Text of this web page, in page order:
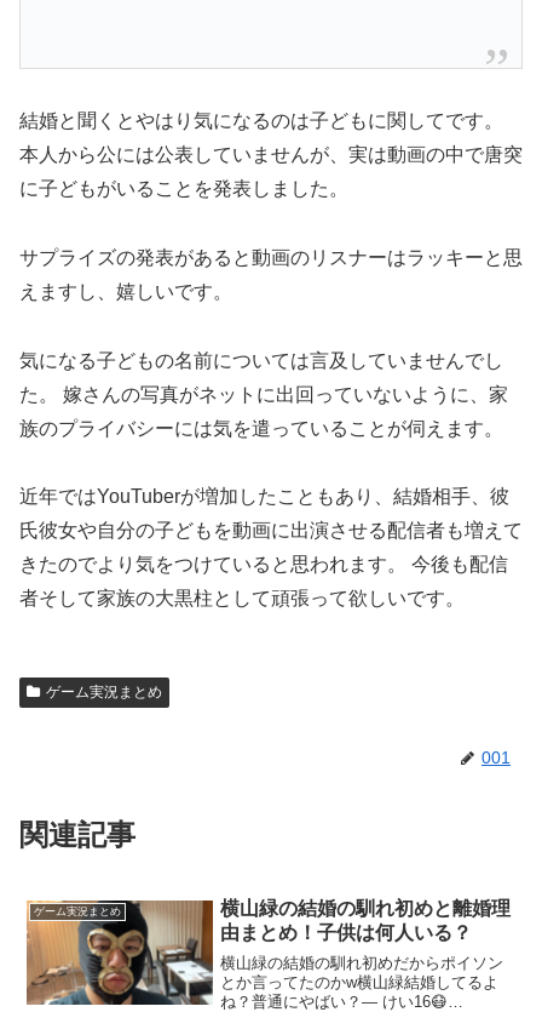
結婚と聞くとやはり気になるのは子どもに関してです。
本人から公には公表していませんが、実は動画の中で唐突
に子どもがいることを発表しました。
サプライズの発表があると動画のリスナーはラッキーと思
えますし、嬉しいです。
気になる子どもの名前については言及していませんでし
た。 嫁さんの写真がネットに出回っていないように、家
族のプライバシーには気を遣っていることが伺えます。
近年ではYouTuberが増加したこともあり、結婚相手、彼
氏彼女や自分の子どもを動画に出演させる配信者も増えて
きたのでより気をつけていると思われます。 今後も配信
者そして家族の大黒柱として頑張って欲しいです。
ゲーム実況まとめ
001
関連記事
ゲーム実況まとめ
横山緑の結婚の馴れ初めと離婚理
由まとめ！子供は何人いる？
横山緑の結婚の馴れ初めだからポイソン
とか言ってたのかw横山緑結婚してるよ
ね？普通にやばい？— けい16😷